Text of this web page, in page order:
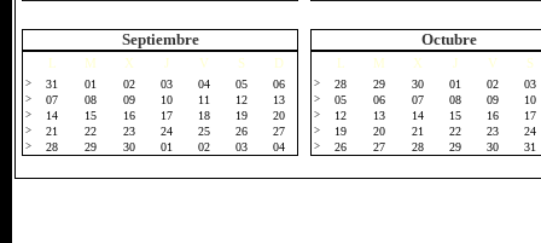
Septiembre
M X J V S D
> 31 01 02 03 04 05 06
> 07 08 09 10 11 12 13
> 14 15 16 17 18 19 20
> 21 22 23 24 25 26 27
> 28 29 30 01 02 03 04
Octubre
M X J V S
> 28 29 30 01 02 03
> 05 06 07 08 09 10
> 12 13 14 15 16 17
> 19 20 21 22 23 24
> 26 27 28 29 30 31